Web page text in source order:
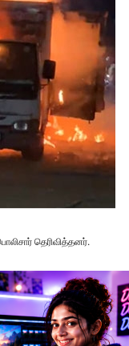
தெரிவித்தனர்.